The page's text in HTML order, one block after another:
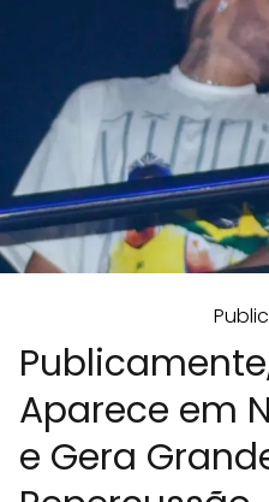
Aparece em
e Gera